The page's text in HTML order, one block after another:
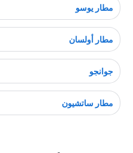
مطار يوسو
مطار أولسان
جوانجو
مطار ساتشيون